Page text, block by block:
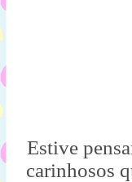
Estive
carinhosos